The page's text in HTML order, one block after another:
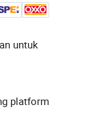
untuk
platform